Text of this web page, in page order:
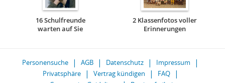
16 Schulfreunde
warten auf Sie
2 Klassenfotos voller
Erinnerungen
Personensuche AGB Datenschutz
Impressum
Privatsphäre
Vertrag kündigen
FAQ